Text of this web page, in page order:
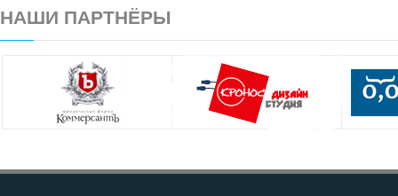
НАШИ ПАРТНЁРЫ